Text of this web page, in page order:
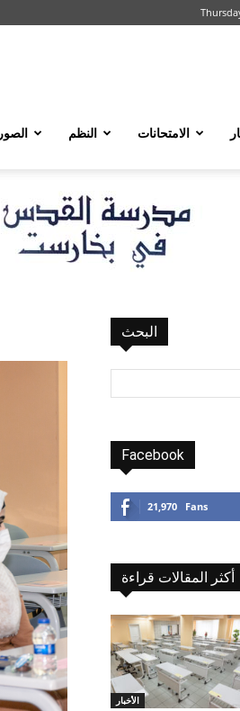
الصور النظم الامتحانات
البحث
Facebook
21,970 Fans
أكثر المقالات قراءة
الأخبار